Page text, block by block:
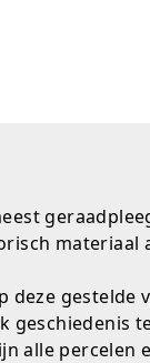
materiaal
deze gestelde
geschiedenis
alle percelen